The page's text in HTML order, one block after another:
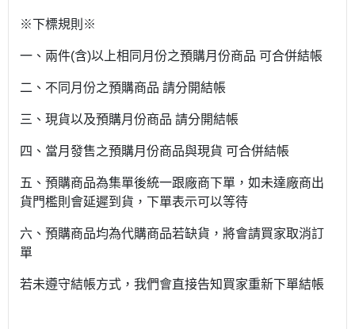
※下標規則※
一、兩件(含)以上相同月份之預購月份商品 可合併結帳
二、不同月份之預購商品 請分開結帳
三、現貨以及預購月份商品 請分開結帳
四、當月發售之預購月份商品與現貨 可合併結帳
五、預購商品為集單後統一跟廠商下單，如未達廠商出
貨門檻則會延遲到貨，下單表示可以等待
六、預購商品均為代購商品若缺貨，將會請買家取消訂
單
若未遵守結帳方式，我們會直接告知買家重新下單結帳